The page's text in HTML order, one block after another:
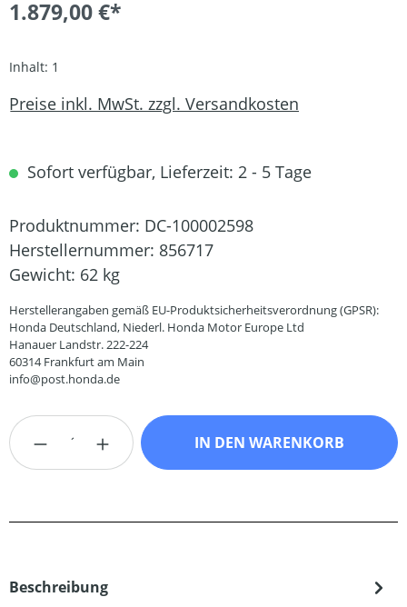
1.879,00 €*
Inhalt: 1
Preise inkl. MwSt. zzgl. Versandkosten
Sofort verfügbar, Lieferzeit: 2 - 5 Tage
Produktnummer: DC-100002598
Herstellernummer: 856717
Gewicht: 62 kg
Herstellerangaben gemäß EU-Produktsicherheitsverordnung (GPSR):
Honda Deutschland, Niederl. Honda Motor Europe Ltd
Hanauer Landstr. 222-224
60314 Frankfurt am Main
info@post.honda.de
Produkt Anzahl: Gib den gewünschten
IN DEN WARENKORB
Beschreibung